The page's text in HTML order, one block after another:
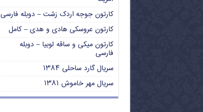
کارتون جوجه اردک زشت – دوبله فارسی
کارتون عروسکی هادی و هدی – کامل
کارتون میکی و ساقه لوبیا – دوبله
فارسی
سریال گارد ساحلی ۱۳۸۴
سریال مهر خاموش ۱۳۸۱